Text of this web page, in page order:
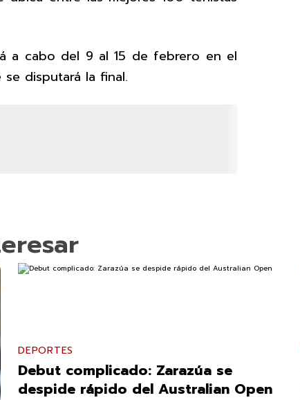
a cabo del 9 al 15 de febrero en el
disputará la final.
DEPORTES
Debut complicado: Zarazúa se
despide rápido del Australian Open